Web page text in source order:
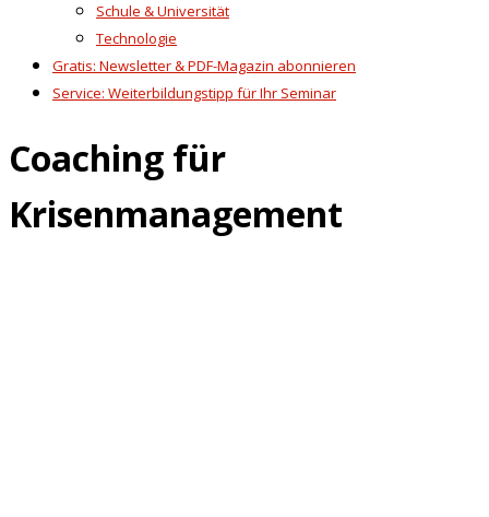
Schule & Universität
Technologie
Gratis: Newsletter & PDF-Magazin abonnieren
Service: Weiterbildungstipp für Ihr Seminar
Coaching für
Krisenmanagement